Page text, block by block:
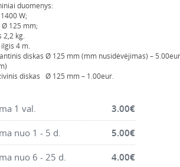
duomenys:
W;
Ø 125 mm;
2,2 kg.
4 m.
diskas Ø 125 mm (mm nusidėvėjimas) –
diskas Ø 125 mm – 1.00eur.
1 val. 3.00€
nuo 1 - 5 d. 5.00€
nuo 6 - 25 d. 4.00€